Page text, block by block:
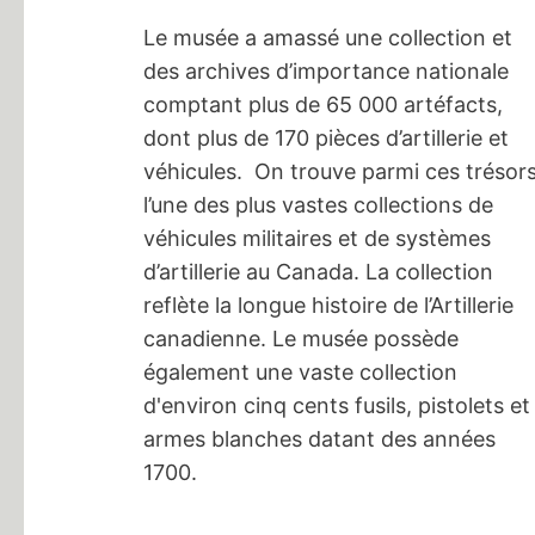
Le musée a amassé une collection et
des archives d’importance nationale
comptant plus de 65 000 artéfacts,
dont plus de 170 pièces d’artillerie et
véhicules. On trouve parmi ces
l’une des plus vastes collections de
véhicules militaires et de systèmes
d’artillerie au Canada. La collection
reflète la longue histoire de l’Artillerie
canadienne. Le musée possède
également une vaste collection
d'environ cinq cents fusils, pistolets et
armes blanches datant des années
1700.